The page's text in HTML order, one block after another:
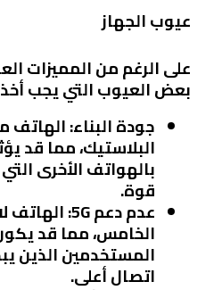
عيوب الجهاز
على الرغم من المميزات
بعض العيوب التي يجب
جودة البناء: الهاتف
البلاستيك، مما قد
بالهواتف الأخرى
قوة.
عدم دعم 5G : الهاتف
الخامس، مما قد
المستخدمين الذين
اتصال أعلى.